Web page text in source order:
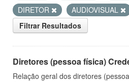
DIRETOR
AUDIOVISUAL
Filtrar Resultados
Diretores (pessoa física)
Relação geral dos diretores